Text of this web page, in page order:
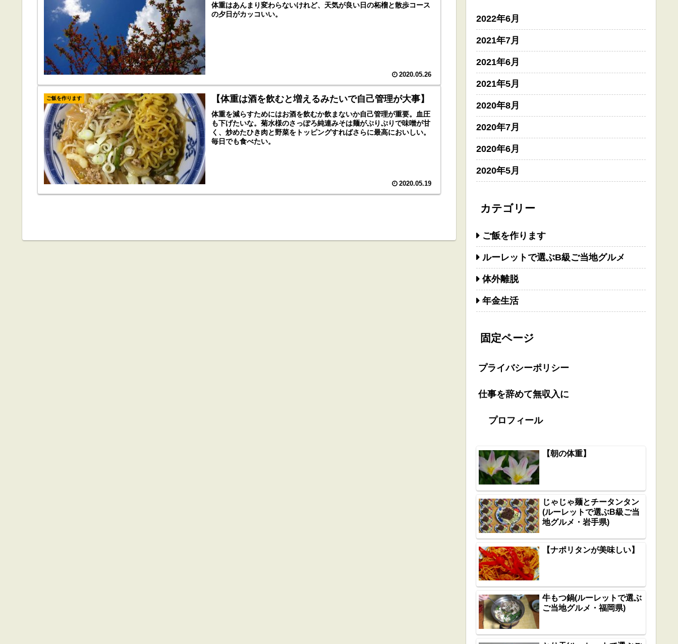
体重はあんまり変わらないけれど、天気が良い日の柘榴と散歩コース
の夕日がカッコいい。
2020.05.26
ご飯を作ります 【体重は酒を飲むと増えるみたいで自己管理が大事】
体重を減らすためにはお酒を飲むか飲まないか自己管理が重要。血圧
も下げたいな。菊水様のさっぽろ純連みそは麺がぷりぷりで味噌が甘
く、炒めたひき肉と野菜をトッピングすればさらに最高においしい。
毎日でも食べたい。
2020.05.19
2022年6月
2021年7月
2021年6月
2021年5月
2020年8月
2020年7月
2020年6月
2020年5月
カテゴリー
ご飯を作ります
ルーレットで選ぶB級ご当地グルメ
体外離脱
年金生活
固定ページ
プライバシーポリシー
仕事を辞めて無収入に
プロフィール
【朝の体重】
じゃじゃ麺とチータンタン
(ルーレットで選ぶB級ご当
地グルメ・岩手県)
【ナポリタンが美味しい】
牛もつ鍋(ルーレットで選ぶ
ご当地グルメ・福岡県)